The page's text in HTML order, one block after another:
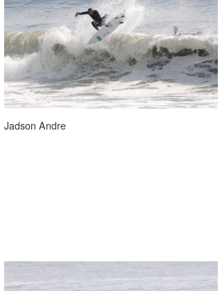
Jadson Andre